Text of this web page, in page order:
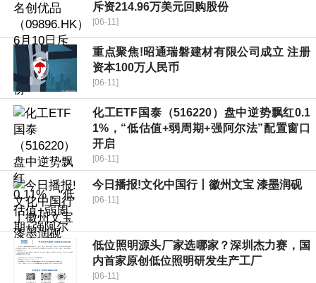
斥资214.96万美元回购股份
[06-11]
重点聚焦!昭通瑞磐建材有限公司成立 注册
资本100万人民币
[06-11]
化工ETF国泰（516220）盘中逆势飘红0.1
1%，“低估值+弱周期+强阿尔法”配置窗口
开启
[06-11]
今日播报!文化中国行丨徽州文宝 漆墨润砚
[06-11]
低位照明源头厂家选哪家？深圳杰力赛，国
内首家原创低位照明研发生产工厂
[06-11]